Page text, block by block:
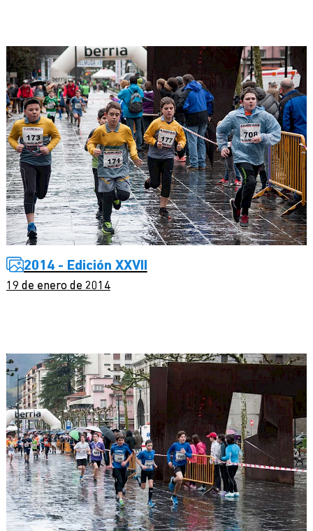
2014 - Edición XXVII
19 de enero de 2014